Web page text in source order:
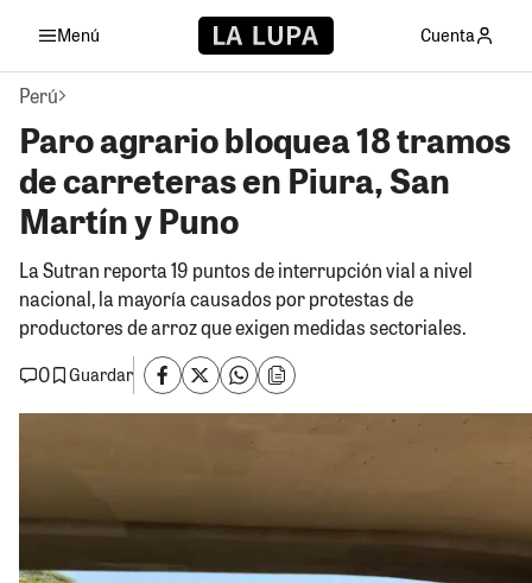
Menú Cuenta
Perú
Paro agrario bloquea 18 tramos
de carreteras en Piura, San
Martín y Puno
La Sutran reporta 19 puntos de interrupción vial a nivel
nacional, la mayoría causados por protestas de
productores de arroz que exigen medidas sectoriales.
0
Guardar